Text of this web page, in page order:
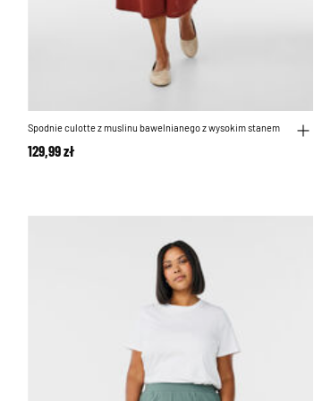
Spodnie culotte z muslinu bawelnianego z wysokim stanem
129,99 zł